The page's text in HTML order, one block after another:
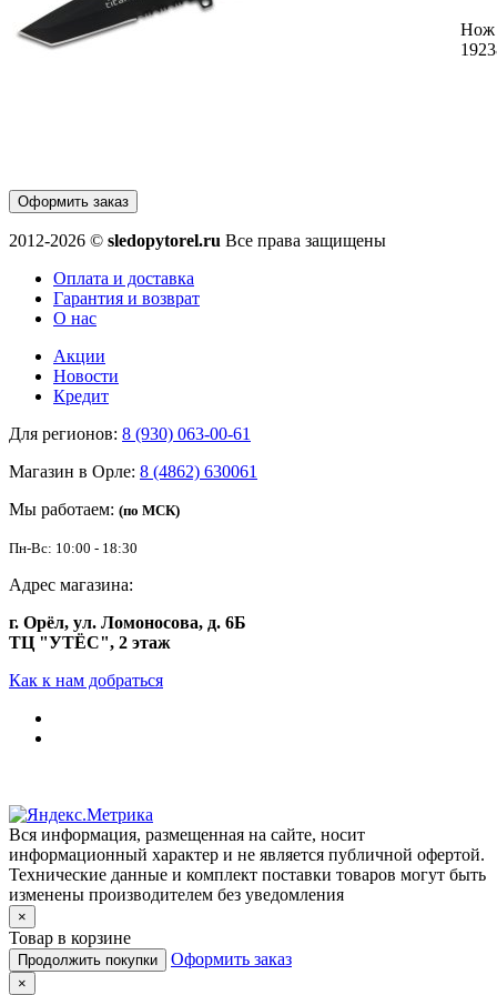
Нож
Оформить заказ
2012-2026 © sledopytorel.ru Все права защищены
Оплата и доставка
Гарантия и возврат
О нас
Акции
Новости
Кредит
Для регионов: 8 (930) 063-00-61
Магазин в Орле: 8 (4862) 630061
Мы работаем: (по МСК)
Пн-Вс: 10:00 - 18:30
Адрес магазина:
г. Орёл, ул. Ломоносова, д. 6Б
ТЦ "УТЁС", 2 этаж
Как к нам добраться
Вся информация, размещенная на сайте, носит
информационный характер и не является публичной офертой.
Технические данные и комплект поставки товаров могут быть
изменены производителем без уведомления
×
Товар в корзине
Продолжить покупки Оформить заказ
×